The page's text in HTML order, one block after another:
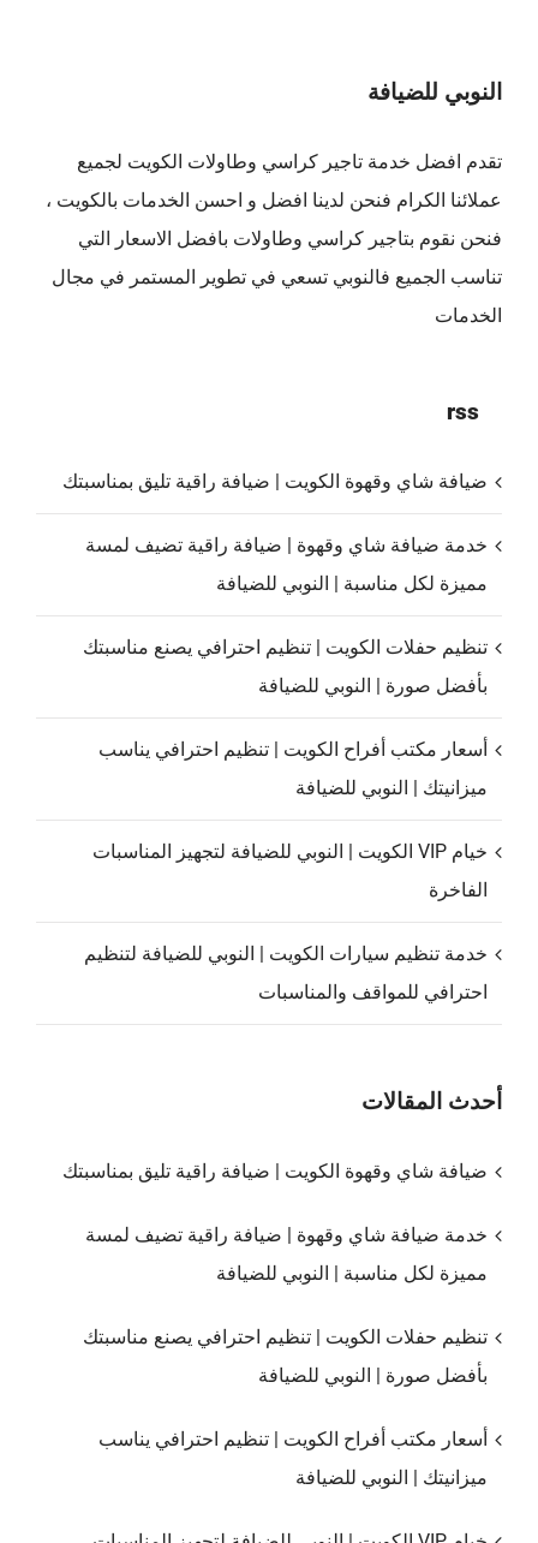
النوبي للضيافة
تقدم افضل خدمة تاجير كراسي وطاولات الكويت لجميع
عملائنا الكرام فنحن لدينا افضل و احسن الخدمات بالكويت ،
فنحن نقوم بتاجير كراسي وطاولات بافضل الاسعار التي
تناسب الجميع فالنوبي تسعي في تطوير المستمر في مجال
الخدمات
rss
ضيافة شاي وقهوة الكويت | ضيافة راقية تليق بمناسبتك
خدمة ضيافة شاي وقهوة | ضيافة راقية تضيف لمسة
مميزة لكل مناسبة | النوبي للضيافة
تنظيم حفلات الكويت | تنظيم احترافي يصنع مناسبتك
بأفضل صورة | النوبي للضيافة
أسعار مكتب أفراح الكويت | تنظيم احترافي يناسب
ميزانيتك | النوبي للضيافة
خيام VIP الكويت | النوبي للضيافة لتجهيز المناسبات
الفاخرة
خدمة تنظيم سيارات الكويت | النوبي للضيافة لتنظيم
احترافي للمواقف والمناسبات
أحدث المقالات
ضيافة شاي وقهوة الكويت | ضيافة راقية تليق بمناسبتك
خدمة ضيافة شاي وقهوة | ضيافة راقية تضيف لمسة
مميزة لكل مناسبة | النوبي للضيافة
تنظيم حفلات الكويت | تنظيم احترافي يصنع مناسبتك
بأفضل صورة | النوبي للضيافة
أسعار مكتب أفراح الكويت | تنظيم احترافي يناسب
ميزانيتك | النوبي للضيافة